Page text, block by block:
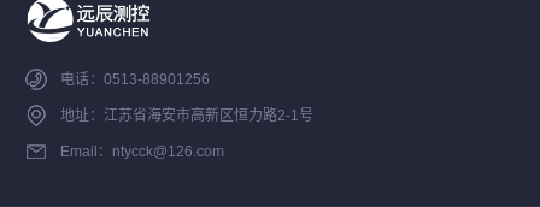
电话：0513-88901256
地址：江苏省海安市高新区恒力路2-1号
Email：ntycck@126.com